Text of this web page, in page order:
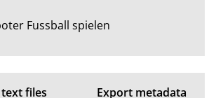
Fussball spielen
files
Export metadata